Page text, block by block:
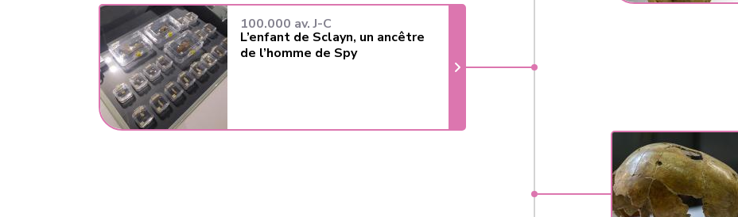
100.000 av. J-C
L’enfant de Sclayn, un ancêtre
de l’homme de Spy